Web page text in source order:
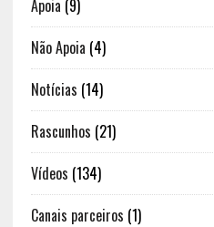
Apoia (9)
Não Apoia (4)
Notícias (14)
Rascunhos (21)
Vídeos (134)
Canais parceiros (1)